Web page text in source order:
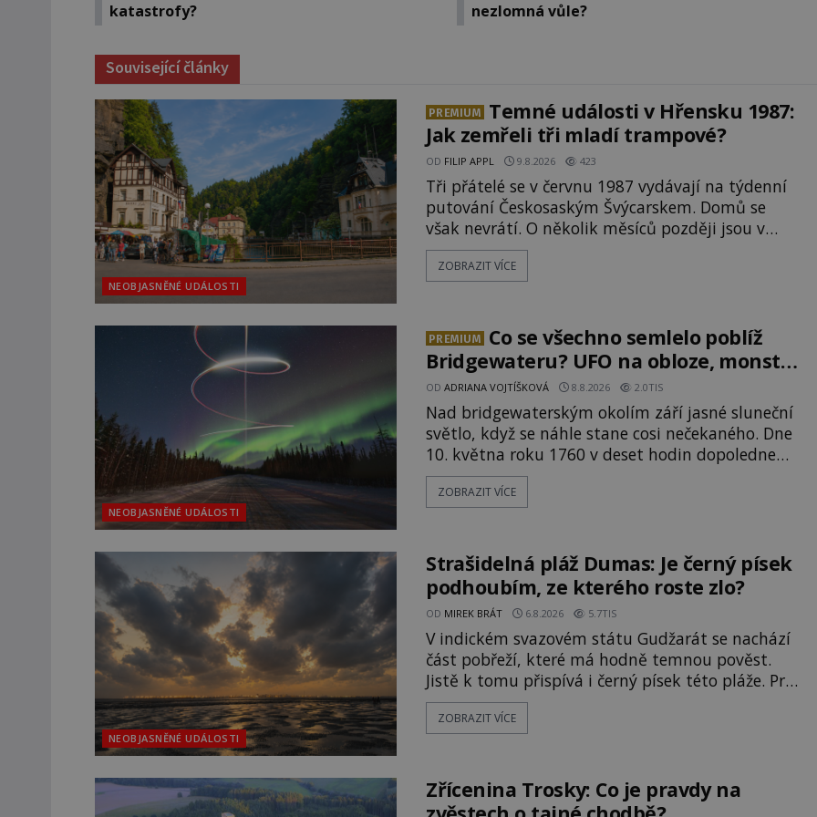
katastrofy?
nezlomná vůle?
Související články
NEOBJASNĚNÉ UDÁLOSTI
PREMIUM
Temné události v Hřensku 1987:
Jak zemřeli tři mladí trampové?
OD FILIP APPL 9.8.2026 423
Tři přátelé se v červnu 1987 vydávají na týdenní
putování Českosaským Švýcarskem. Domů se
však nevrátí. O několik měsíců později jsou v
nepřístupných skalách u Hřenska nalezeny jejich
kostry – a s nimi stopy, které se jen obtížně
někdo, koho tehdejší režim nechtěl odhalit?
[gallery ids="171131,171132,1711
ZOBRAZIT VÍCE
NEOBJASNĚNÉ UDÁLOSTI
PREMIUM
Co se všechno semlelo poblíž
Bridgewateru? UFO na obloze, monstra
v bažinách!
ODADRIANA VOJTÍŠKOVÁ 8.8.2026 2.0TIS
Nad bridgewaterským okolím září jasné sluneční
světlo, když se náhle stane cosi nečekaného. Dne
10. května roku 1760 v deset hodin dopoledne
zde dojde k vůbec prvnímu historicky
doloženému přeletu UFO. Podle záznamů
nebo se zde skutečně právě vznáší mimozemská
loď
ZOBRAZIT VÍCE
NEOBJASNĚNÉ UDÁLOSTI
Strašidelná pláž Dumas: Je černý písek
podhoubím, ze kterého roste zlo?
OD MIREK BRÁT 6.8.2026 5.7TIS
V indickém svazovém státu Gudžarát se nachází
část pobřeží, které má hodně temnou pověst.
Jistě k tomu přispívá i černý písek této pláže. Proč
má pláž takové netypické zbarvení? Nakolik jsou
pravdivé historky, že zde došlo k
pláž Dumas ve městě Surat. Gu
ZOBRAZIT VÍCE
Zřícenina Trosky: Co je pravdy na